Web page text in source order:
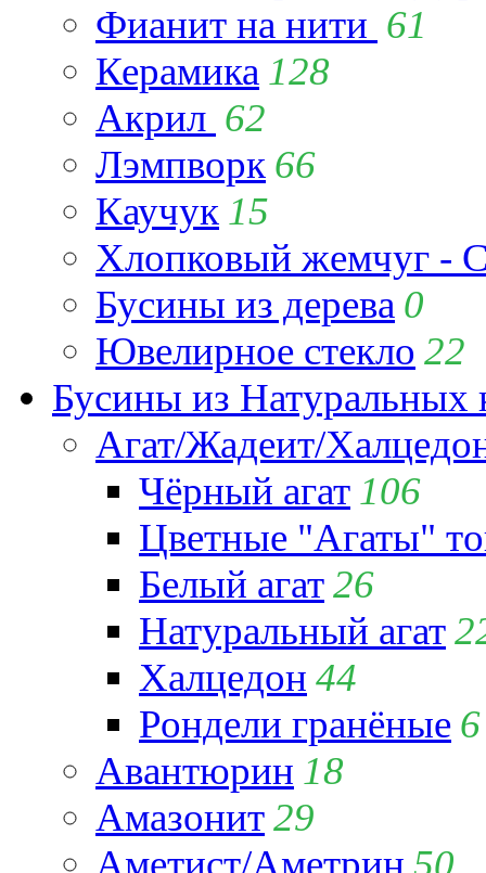
Фианит на нити 61
Керамика 128
Акрил 62
Лэмпворк 66
Каучук 15
Хлопковый жемчуг -
Бусины из дерева 0
Ювелирное стекло 22
Бусины из Натуральных
Агат/Жадеит/
Чёрный агат 106
Цветные "Агаты"
Белый агат26
Натуральный агат
Халцедон 44
Рондели гранёные 6
Авантюрин 18
Амазонит29
Аметист/Аметрин 50